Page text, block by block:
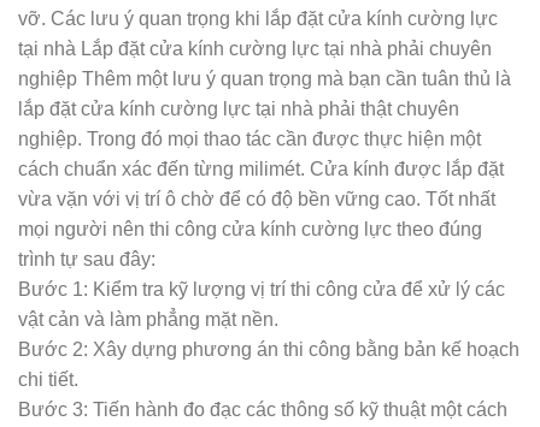
vỡ. Các lưu ý quan trọng khi lắp đặt cửa kính cường lực
tại nhà Lắp đặt cửa kính cường lực tại nhà phải chuyên
nghiệp Thêm một lưu ý quan trọng mà bạn cần tuân thủ là
lắp đặt cửa kính cường lực tại nhà phải thật chuyên
nghiệp. Trong đó mọi thao tác cần được thực hiện một
cách chuẩn xác đến từng milimét. Cửa kính được lắp đặt
vừa vặn với vị trí ô chờ để có độ bền vững cao. Tốt nhất
mọi người nên thi công cửa kính cường lực theo đúng
trình tự sau đây:
Bước 1: Kiểm tra kỹ lượng vị trí thi công cửa để xử lý các
vật cản và làm phẳng mặt nền.
Bước 2: Xây dựng phương án thi công bằng bản kế hoạch
chi tiết.
Bước 3: Tiến hành đo đạc các thông số kỹ thuật một cách